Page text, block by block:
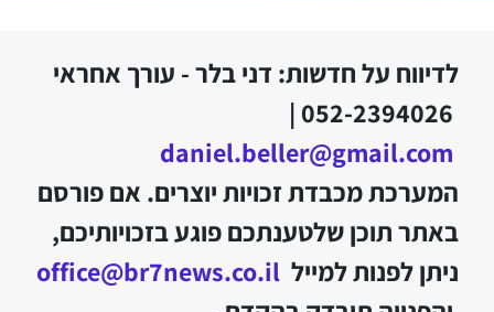
לדיווח על חדשות: דני בלר - עורך אחראי
052-2394026 |
daniel.beller@gmail.com
המערכת מכבדת זכויות יוצרים. אם פורסם
באתר תוכן שלטענתכם פוגע בזכויותיכם,
ניתן לפנות למייל office@br7news.co.il